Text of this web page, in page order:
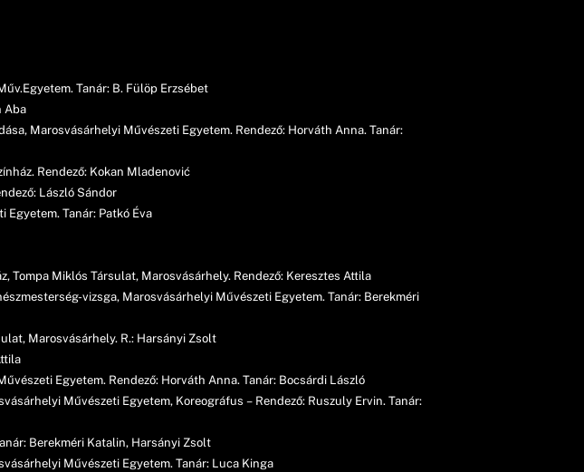
Tanár: B. Fülöp Erzsébet
Aba
Marosvásárhelyi Művészeti Egyetem. Rendező: Horváth Anna. Tanár:
Rendező: Kokan Mladenović
László Sándor
Egyetem. Tanár: Patkó Éva
Tompa Miklós Társulat, Marosvásárhely. Rendező: Keresztes Attila
vizsga, Marosvásárhelyi Művészeti Egyetem. Tanár: Berekméri
Marosvásárhely. R.: Harsányi Zsolt
Egyetem. Rendező: Horváth Anna. Tanár: Bocsárdi László
Művészeti Egyetem, Koreográfus – Rendező: Ruszuly Ervin. Tanár:
Berekméri Katalin, Harsányi Zsolt
Művészeti Egyetem. Tanár: Luca Kinga